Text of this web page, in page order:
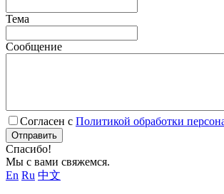
Тема
Сообщение
Согласен с Политикой обработки
Отправить
Спасибо!
Мы с вами свяжемся.
En Ru 中文